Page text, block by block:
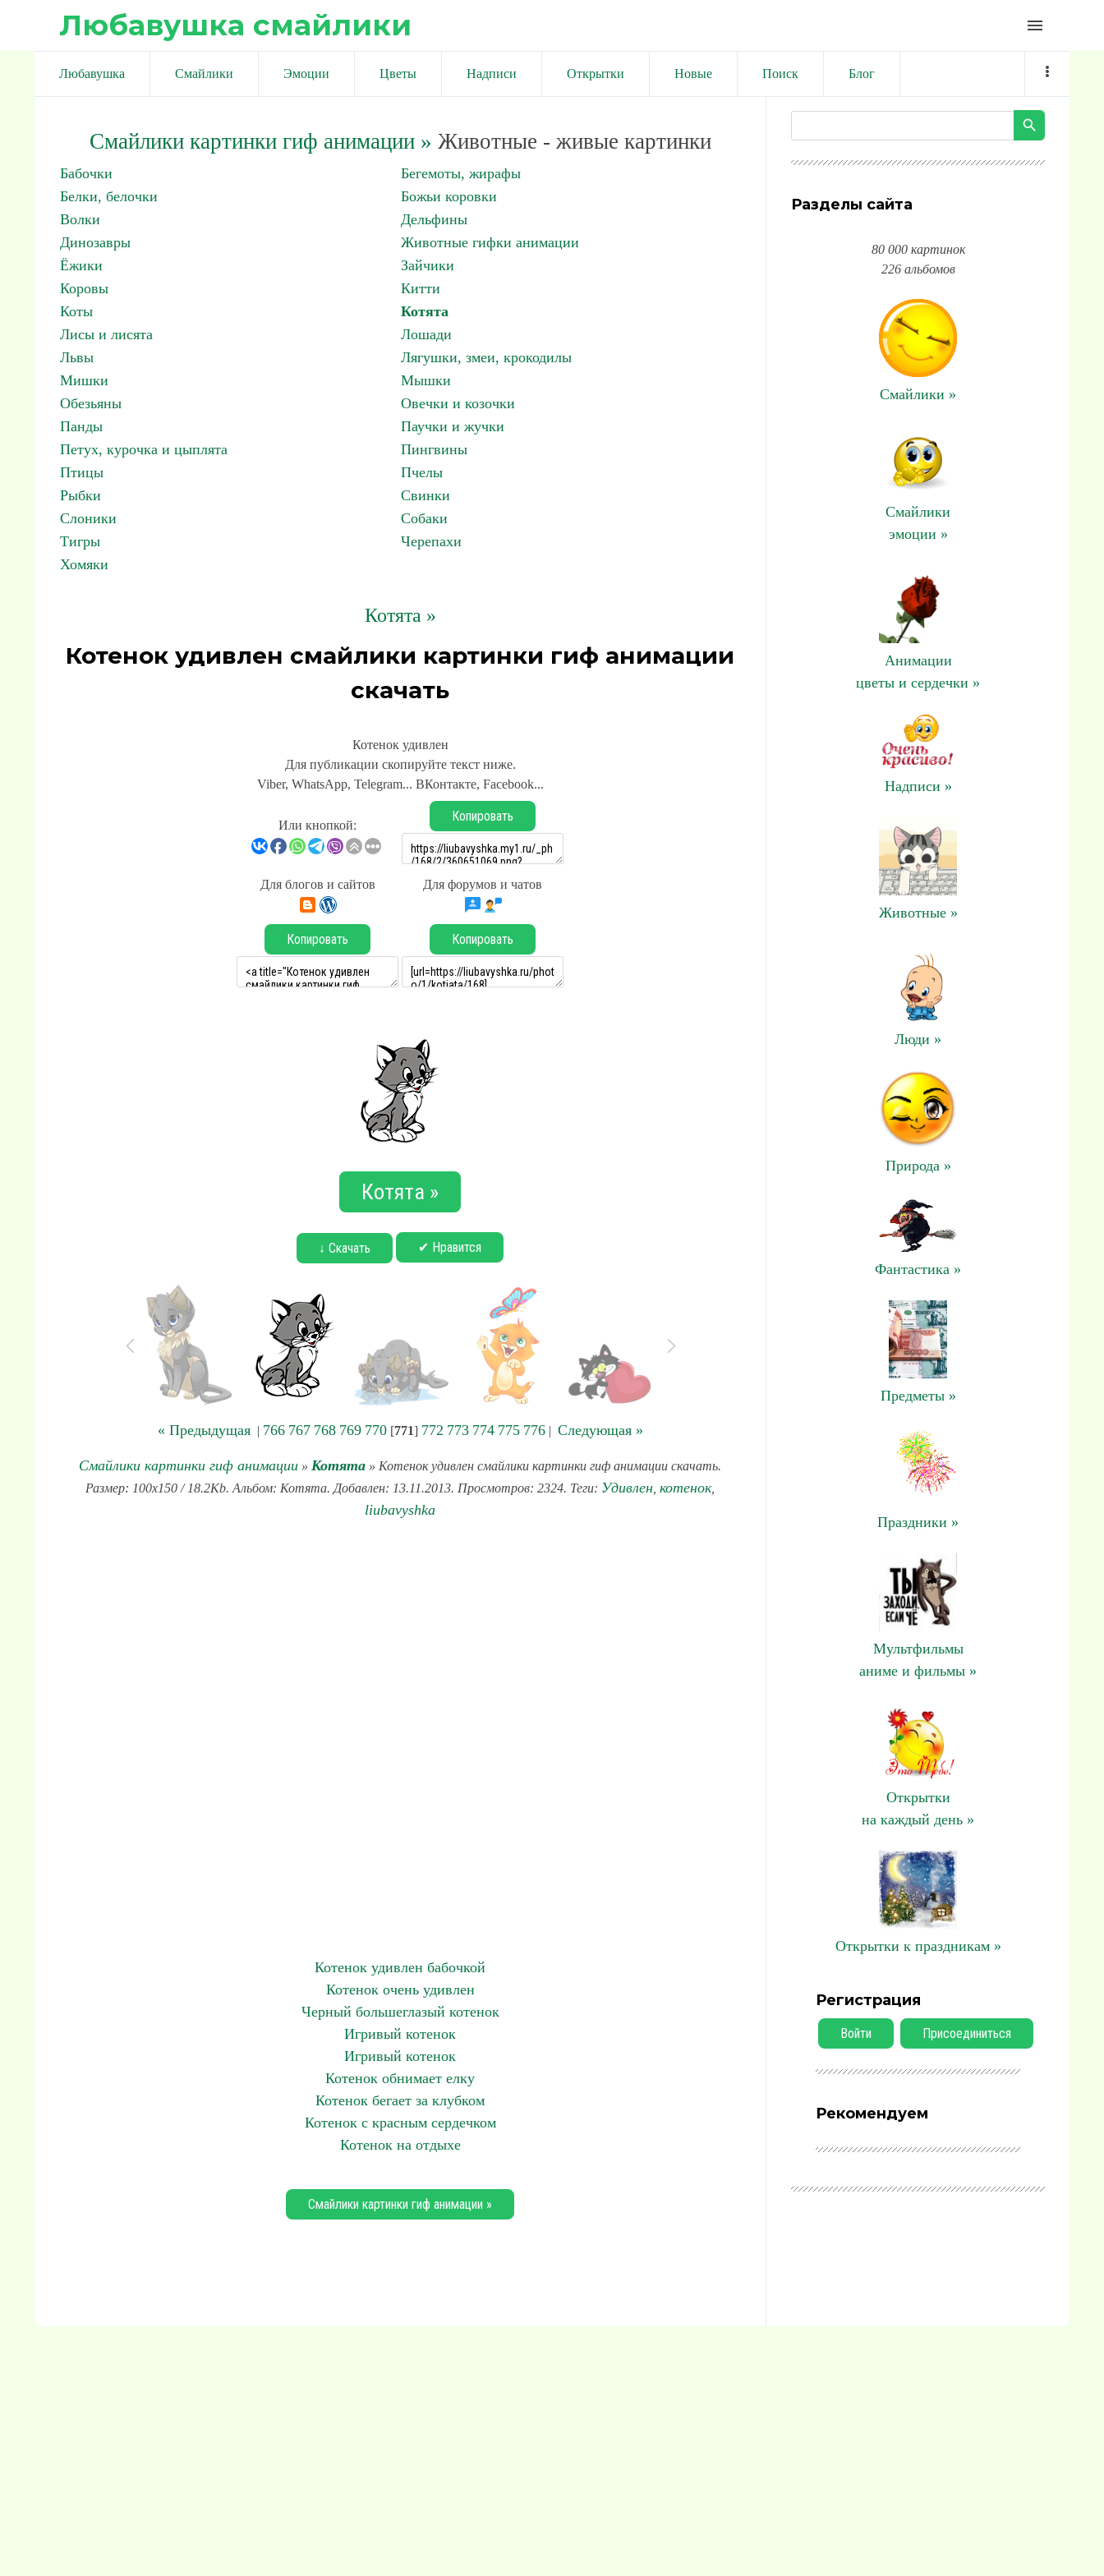
Любавушка смайлики menu
Любавушка Смайлики Эмоции Цветы Надписи Открытки Новые Поиск Блог
Смайлики картинки гиф анимации» Животные - живые картинки
Бабочки
Бегемоты, жирафы
Белки, белочки
Божьи коровки
Волки
Дельфины
Динозавры
Животные гифки анимации
Ёжики
Зайчики
Коровы
Китти
Коты
Котята
Лисы и лисята
Лошади
Львы
Лягушки, змеи, крокодилы
Мишки
Мышки
Обезьяны
Овечки и козочки
Панды
Паучки и жучки
Петух, курочка и цыплята
Пингвины
Птицы
Пчелы
Рыбки
Свинки
Слоники
Собаки
Тигры
Черепахи
Хомяки
Котята »
Котенок удивлен смайлики картинки гиф анимации
скачать
Котенок удивлен
Для публикации скопируйте текст ниже.
Viber, WhatsApp, Telegram... ВКонтакте, Facebook...
Или кнопкой:
Копировать
Для блогов и сайтов Для форумов и чатов
Копировать Копировать
Котята »
↓ Скачать ✔ Нравится
« Предыдущая| 766 767 768 769 770[771] 772 773 774 775 776| Следующая »
Смайлики картинки гиф анимации » Котята » Котенок удивлен смайлики картинки гиф анимации скачать.
Размер: 100x150 / 18.2Kb. Альбом: Котята. Добавлен: 13.11.2013. Просмотров: 2324. Теги: Удивлен котенок,
liubavyshka
Котенок удивлен бабочкой
Котенок очень удивлен
Черный большеглазый котенок
Игривый котенок
Игривый котенок
Котенок обнимает елку
Котенок бегает за клубком
Котенок с красным сердечком
Котенок на отдыхе
Смайлики картинки гиф анимации »
Разделы сайта
80 000 картинок
226 альбомов
Смайлики »
Смайлики
эмоции »
Анимации
цветы и сердечки »
Надписи »
Животные »
Люди »
Природа »
Фантастика »
Предметы »
Праздники »
Мультфильмы
аниме и фильмы »
Открытки
на каждый день »
Открытки к праздникам »
Регистрация
Войти Присоединиться
Рекомендуем